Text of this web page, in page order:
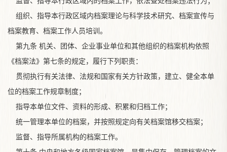
组织、指导本行政区域内档案理论与科学技术研究、档案宣传与
档案教育、档案工作人员培训。
第九条 机关、团体、企业事业单位和其他组织的档案机构依照
《档案法》第七条的规定，履行下列职责：
贯彻执行有关法律、法规和国家有关方针政策，建立、健全本单
位的档案工作规章制度；
指导本单位文件、资料的形成、积累和归档工作；
统一管理本单位的档案，并按照规定向有关档案馆移交档案；
监督、指导所属机构的档案工作。